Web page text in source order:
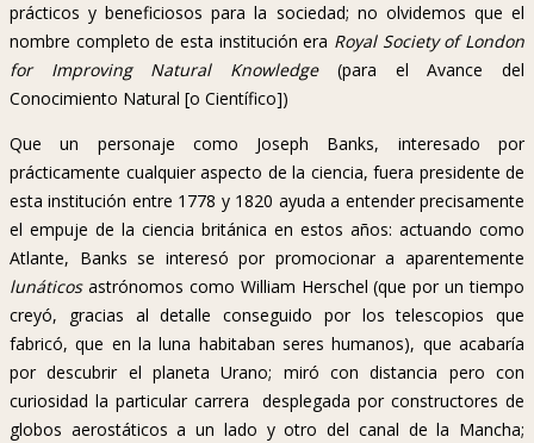
prácticos y beneficiosos para la sociedad; no olvidemos que el
nombre completo de esta institución era Royal Society of London
for Improving Natural Knowledge(para el Avance del
Conocimiento Natural [o Científico])
Que un personaje como Joseph Banks, interesado por
prácticamente cualquier aspecto de la ciencia, fuera presidente de
esta institución entre 1778 y 1820 ayuda a entender precisamente
el empuje de la ciencia británica en estos años: actuando como
Atlante, Banks se interesó por promocionar a aparentemente
lunáticosastrónomos como William Herschel (que por un tiempo
creyó, gracias al detalle conseguido por los telescopios que
fabricó, que en la luna habitaban seres humanos), que acabaría
por descubrir el planeta Urano; miró con distancia pero con
curiosidad la particular carrera desplegada por constructores de
globos aerostáticos a un lado y otro del canal de la Mancha;